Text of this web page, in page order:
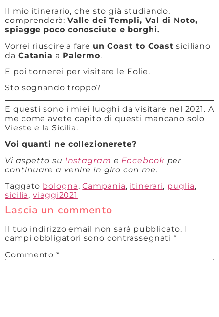
Il mio itinerario, che sto già studiando,
comprenderà: Valle dei Templi, Val di Noto,
spiagge poco conosciute e borghi.
Vorrei riuscire a fare un Coast to Coast siciliano
da Catania a Palermo.
E poi tornerei per visitare le Eolie.
Sto sognando troppo?
E questi sono i miei luoghi da visitare nel 2021. A
me come avete capito di questi mancano solo
Vieste e la Sicilia.
Voi quanti ne collezionerete?
Vi aspetto su Instagram e Facebook per
continuare a venire in giro con me.
Taggato bologna,Campania, itinerari, puglia,
sicilia,viaggi2021
Lascia un commento
Il tuo indirizzo email non sarà pubblicato. I
campi obbligatori sono contrassegnati*
Commento*